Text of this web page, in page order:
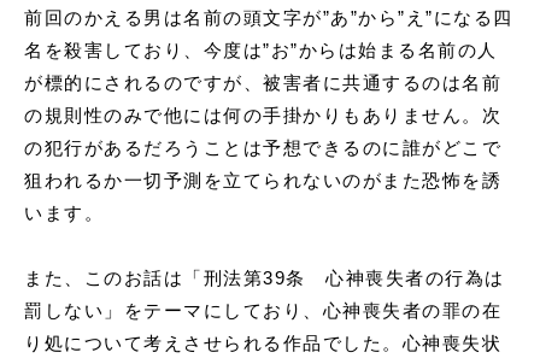
前回のかえる男は名前の頭文字が”あ”から”え”になる四
名を殺害しており、今度は”お”からは始まる名前の人
が標的にされるのですが、被害者に共通するのは名前
の規則性のみで他には何の手掛かりもありません。次
の犯行があるだろうことは予想できるのに誰がどこで
狙われるか一切予測を立てられないのがまた恐怖を誘
います。
また、このお話は「刑法第39条 心神喪失者の行為は
罰しない」をテーマにしており、心神喪失者の罪の在
り処について考えさせられる作品でした。心神喪失状